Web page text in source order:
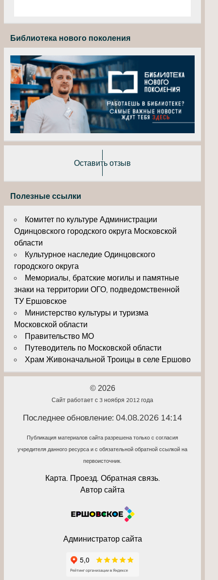
Библиотека нового поколения
Оставить отзыв
Полезные ссылки
Комитет по культуре Администрации
Одинцовского городского округа Московской
области
Культурное наследие Одинцовского
городского округа
Мемориалы, братские могилы и памятные
знаки на территории ОГО, подведомственной
ТУ Ершовское
Министерство культуры и туризма
Московской области
Правительство МО
Путеводитель по Московской области
Храм Живоначальной Троицы в селе Ершово
© 2026
Сайт работает с 3 ноября 2012 года
Последнее обновление: 04.08.2026 14:14
Публикация материалов сайта разрешена только с согласия
учредителя данного ресурса и с обязательной обратной ссылкой на
первоисточник.
Карта. Проезд. Обратная связь.
Автор сайта
Администратор сайта